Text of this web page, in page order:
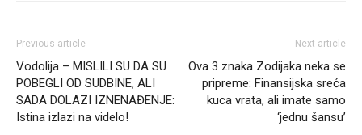
Previous article
Vodolija – MISLILI SU DA SU
POBEGLI OD SUDBINE, ALI
SADA DOLAZI IZNENAĐENJE:
Istina izlazi na videlo!
Next article
Ova 3 znaka Zodijaka neka se
pripreme: Finansijska sreća
kuca vrata, ali imate samo
‘jednu šansu’